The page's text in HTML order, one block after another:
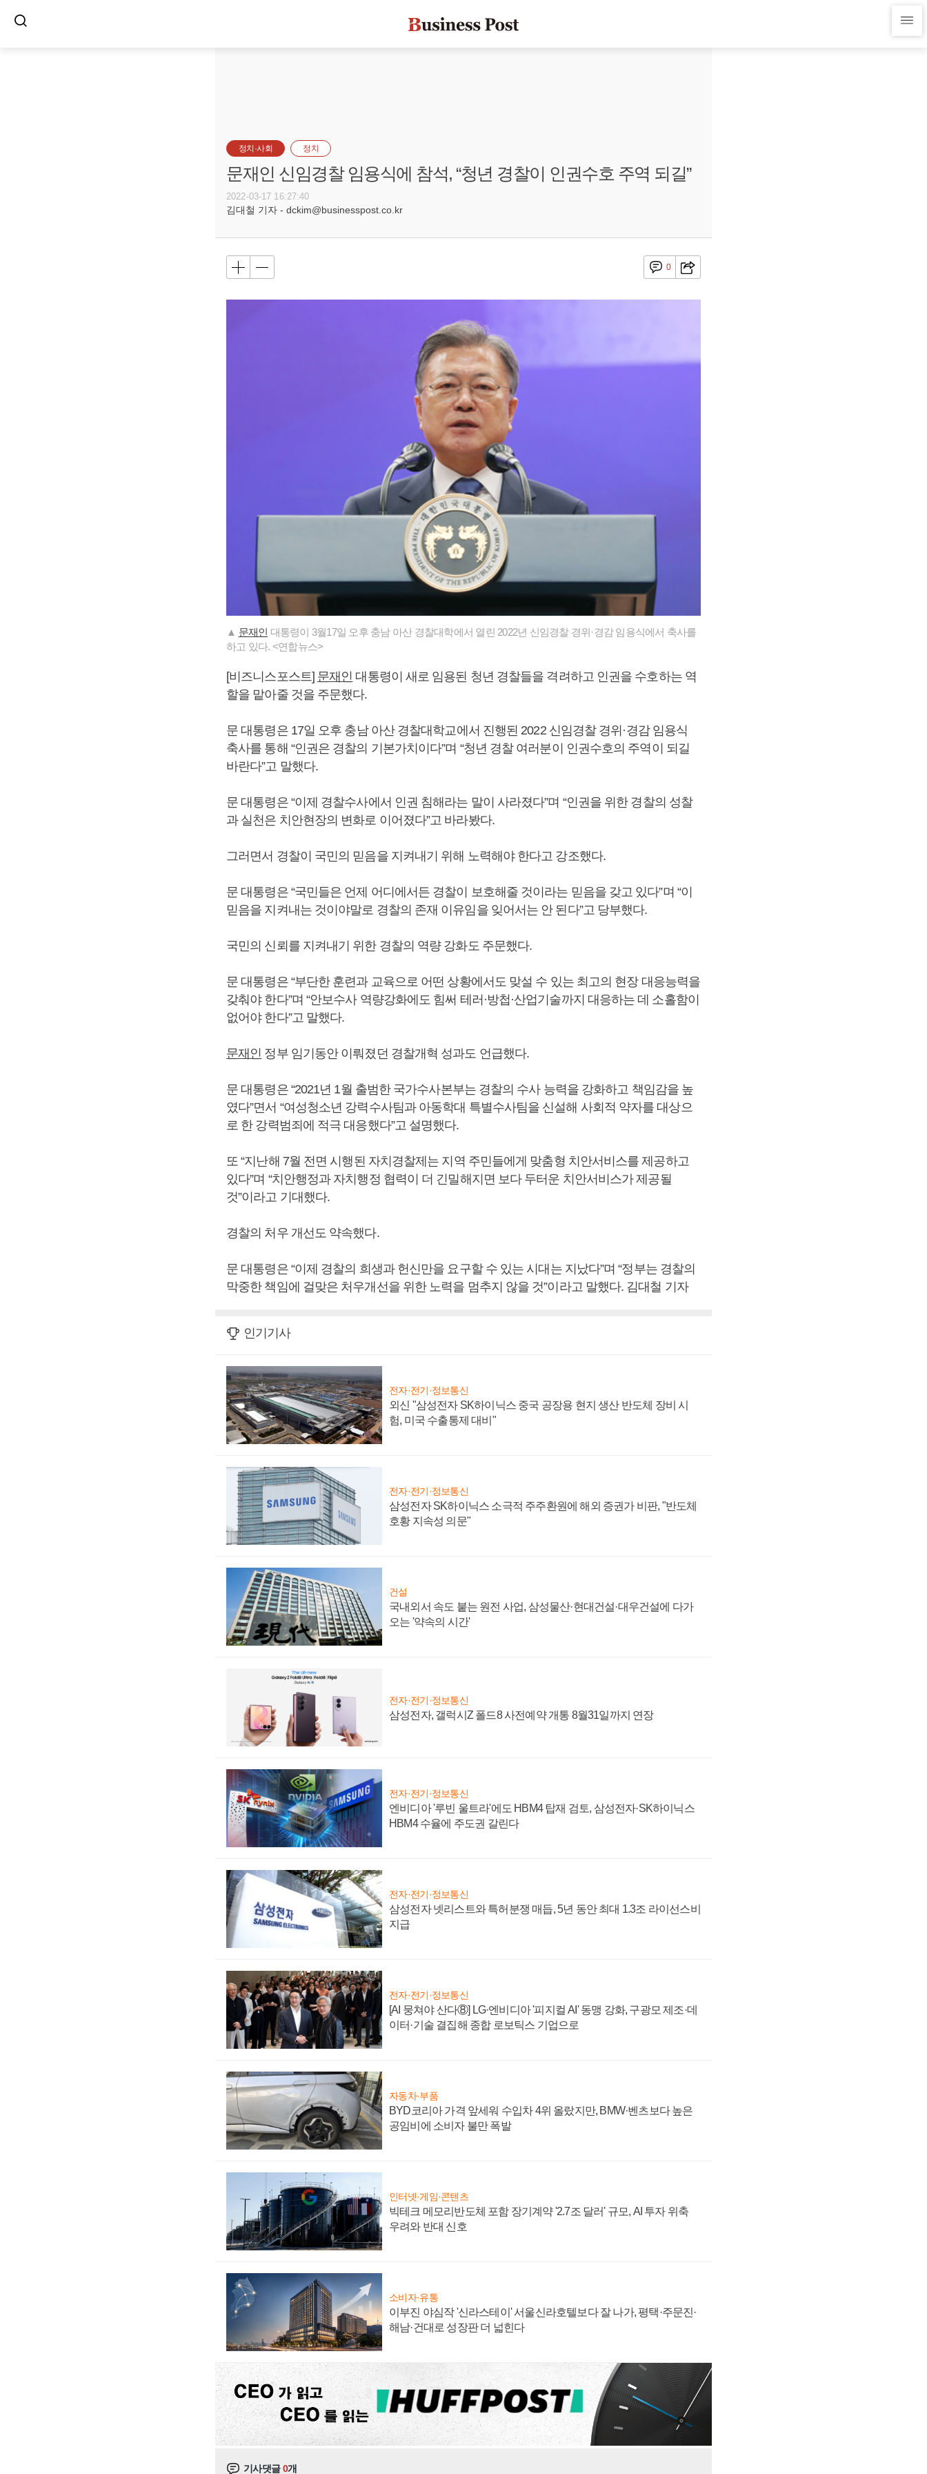
정치·사회 정치
문재인 신임경찰 임용식에 참석, “청년 경찰이 인권수호 주역 되길”
2022-03-17 16:27:40
김대철 기자 - dckim@businesspost.co.kr
0
▲ 문재인 대통령이 3월17일 오후 충남 아산 경찰대학에서 열린 2022년 신임경찰 경위·경감 임용식에서 축사를
하고 있다. <연합뉴스>
[비즈니스포스트] 문재인 대통령이 새로 임용된 청년 경찰들을 격려하고 인권을 수호하는 역
할을 맡아줄 것을 주문했다.
문 대통령은 17일 오후 충남 아산 경찰대학교에서 진행된 2022 신임경찰 경위·경감 임용식
축사를 통해 “인권은 경찰의 기본가치이다”며 “청년 경찰 여러분이 인권수호의 주역이 되길
바란다”고 말했다.
문 대통령은 “이제 경찰수사에서 인권 침해라는 말이 사라졌다”며 “인권을 위한 경찰의 성찰
과 실천은 치안현장의 변화로 이어졌다”고 바라봤다.
그러면서 경찰이 국민의 믿음을 지켜내기 위해 노력해야 한다고 강조했다.
문 대통령은 “국민들은 언제 어디에서든 경찰이 보호해줄 것이라는 믿음을 갖고 있다”며 “이
믿음을 지켜내는 것이야말로 경찰의 존재 이유임을 잊어서는 안 된다”고 당부했다.
국민의 신뢰를 지켜내기 위한 경찰의 역량 강화도 주문했다.
문 대통령은 “부단한 훈련과 교육으로 어떤 상황에서도 맞설 수 있는 최고의 현장 대응능력을
갖춰야 한다”며 “안보수사 역량강화에도 힘써 테러·방첩·산업기술까지 대응하는 데 소홀함이
없어야 한다”고 말했다.
문재인 정부 임기동안 이뤄졌던 경찰개혁 성과도 언급했다.
문 대통령은 “2021년 1월 출범한 국가수사본부는 경찰의 수사 능력을 강화하고 책임감을 높
였다”면서 “여성청소년 강력수사팀과 아동학대 특별수사팀을 신설해 사회적 약자를 대상으
로 한 강력범죄에 적극 대응했다”고 설명했다.
또 “지난해 7월 전면 시행된 자치경찰제는 지역 주민들에게 맞춤형 치안서비스를 제공하고
있다”며 “치안행정과 자치행정 협력이 더 긴밀해지면 보다 두터운 치안서비스가 제공될
것”이라고 기대했다.
경찰의 처우 개선도 약속했다.
문 대통령은 “이제 경찰의 희생과 헌신만을 요구할 수 있는 시대는 지났다”며 “정부는 경찰의
막중한 책임에 걸맞은 처우개선을 위한 노력을 멈추지 않을 것”이라고 말했다. 김대철 기자
인기기사
전자·전기·정보통신
외신 "삼성전자 SK하이닉스 중국 공장용 현지 생산 반도체 장비 시
험, 미국 수출통제 대비"
전자·전기·정보통신
삼성전자 SK하이닉스 소극적 주주환원에 해외 증권가 비판, "반도체
호황 지속성 의문"
건설
국내외서 속도 붙는 원전 사업, 삼성물산·현대건설·대우건설에 다가
오는 '약속의 시간'
전자·전기·정보통신
삼성전자, 갤럭시Z 폴드8 사전예약 개통 8월31일까지 연장
전자·전기·정보통신
엔비디아 '루빈 울트라'에도 HBM4 탑재 검토, 삼성전자·SK하이닉스
HBM4 수율에 주도권 갈린다
전자·전기·정보통신
삼성전자 넷리스트와 특허분쟁 매듭, 5년 동안 최대 1.3조 라이선스비
지급
전자·전기·정보통신
[AI 뭉쳐야 산다⑧] LG·엔비디아 '피지컬 AI' 동맹 강화, 구광모 제조·데
이터·기술 결집해 종합 로보틱스 기업으로
자동차·부품
BYD코리아 가격 앞세워 수입차 4위 올랐지만, BMW·벤츠보다 높은
공임비에 소비자 불만 폭발
인터넷·게임·콘텐츠
빅테크 메모리반도체 포함 장기계약 '2.7조 달러' 규모, AI 투자 위축
우려와 반대 신호
소비자·유통
이부진 야심작 '신라스테이' 서울신라호텔보다 잘 나가, 평택·주문진·
해남·건대로 성장판 더 넓힌다
기사댓글0개